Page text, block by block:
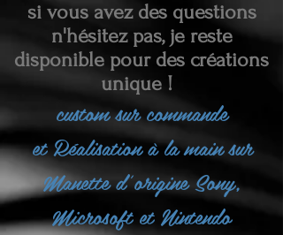
si vous avez des questions
n'hésitez pas, je reste
disponible pour des créations
unique !
custom sur commande
etRéalisation à la main sur
Manette d'origine Sony,
Microsoft et Nintendo